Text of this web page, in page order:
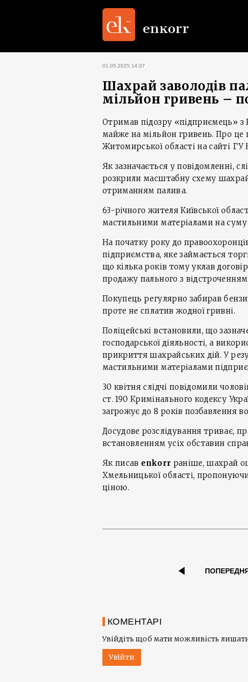
01.05.2025 14:37
Шахрай заволодів
мільйон гривень –
Отримав підозру «підприємець»
майже на мільйон гривень. Про це
Житомирської області на сайті
Як зазначається у повідомленні,
розкрили масштабну схему
отриманням палива.
63-річного жителя Київської
мастильними матеріалами на
На початку року до
підприємства, яке займається
що кілька років тому уклав
продажу пального з
Покупець регулярно забирав
проте не сплатив жодної гривні.
Поліцейські встановили, що
господарської діяльності, а
прикриття шахрайських дій. У
мастильними матеріалами
30 квітня слідчі повідомили
ст. 190 Кримінального кодексу
загрожує до 8 років позбавлення
Досудове розслідування триває,
встановленням усіх обставин
Як писав enkorr раніше, шахрай
Хмельницької області,
ціною.
КОМЕНТАРІ
Увійдіть щоб мати можливість
Увійти